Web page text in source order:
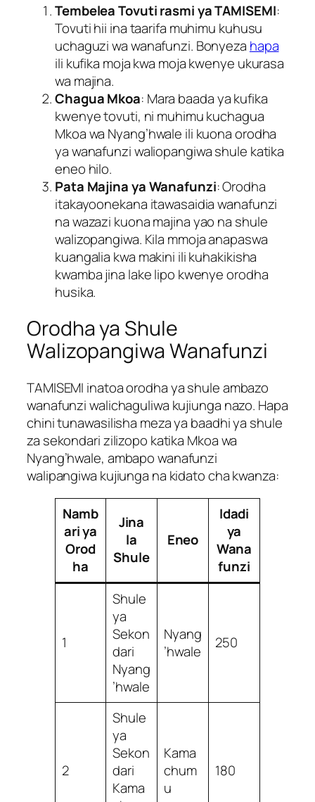
Tembelea Tovuti rasmi ya TAMISEMI:
Tovuti hii ina taarifa muhimu kuhusu
uchaguzi wa wanafunzi. Bonyeza hapa
ili kufika moja kwa moja kwenye ukurasa
wa majina.
Chagua Mkoa: Mara baada ya kufika
kwenye tovuti, ni muhimu kuchagua
Mkoa wa Nyang’hwale ili kuona orodha
ya wanafunzi waliopangiwa shule katika
eneo hilo.
Pata Majina ya Wanafunzi: Orodha
itakayoonekana itawasaidia wanafunzi
na wazazi kuona majina yao na shule
walizopangiwa. Kila mmoja anapaswa
kuangalia kwa makini ili kuhakikisha
kwamba jina lake lipo kwenye orodha
husika.
Orodha ya Shule
Walizopangiwa Wanafunzi
TAMISEMI inatoa orodha ya shule ambazo
wanafunzi walichaguliwa kujiunga nazo. Hapa
chini tunawasilisha meza ya baadhi ya shule
za sekondari zilizopo katika Mkoa wa
Nyang’hwale, ambapo wanafunzi
walipangiwa kujiunga na kidato cha kwanza:
Namb
ari ya
Orod
ha
Jina
la
Shule
Eneo
Idadi
ya
Wana
funzi
1
Shule
ya
Sekon
dari
Nyang
’hwale
Nyang
’hwale
250
2
Shule
ya
Sekon
dari
Kama
Kama
chum
u
180